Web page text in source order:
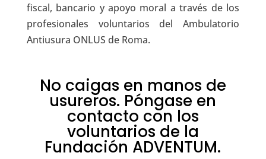
fiscal, bancario y apoyo moral a través de los
profesionales voluntarios del Ambulatorio
Antiusura ONLUS de Roma.
No caigas en manos de
usureros. Póngase en
contacto con los
voluntarios de la
Fundación ADVENTUM.